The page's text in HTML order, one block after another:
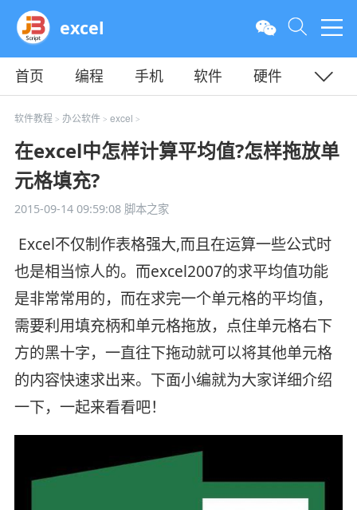
excel
首页 编程 手机 软件
硬件
教程
平面 服务器
软件教程 > 办公软件> excel >
在excel中怎样计算平均值?怎样拖放单
元格填充?
2015-09-14 09:59:08脚本之家
Excel不仅制作表格强大,而且在运算一些公式时
也是相当惊人的。而excel2007的求平均值功能
是非常常用的，而在求完一个单元格的平均值，
需要利用填充柄和单元格拖放，点住单元格右下
方的黑十字，一直往下拖动就可以将其他单元格
的内容快速求出来。下面小编就为大家详细介绍
一下，一起来看看吧！